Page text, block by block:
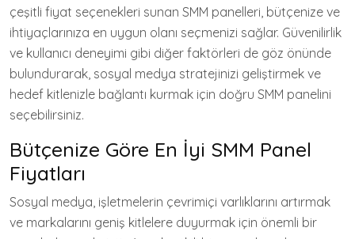
çeşitli fiyat seçenekleri sunan SMM panelleri, bütçenize ve
ihtiyaçlarınıza en uygun olanı seçmenizi sağlar. Güvenilirlik
ve kullanıcı deneyimi gibi diğer faktörleri de göz önünde
bulundurarak, sosyal medya stratejinizi geliştirmek ve
hedef kitlenizle bağlantı kurmak için doğru SMM panelini
seçebilirsiniz.
Bütçenize Göre En İyi SMM Panel
Fiyatları
Sosyal medya, işletmelerin çevrimiçi varlıklarını artırmak
ve markalarını geniş kitlelere duyurmak için önemli bir